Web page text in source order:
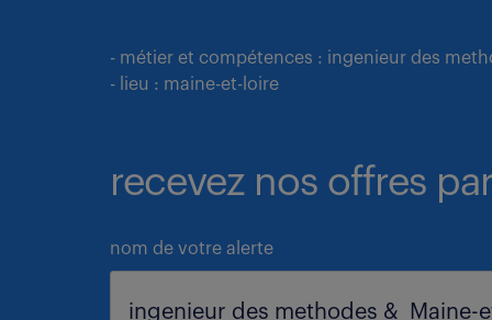
- métier et compétences : ingenieur des
- lieu : maine-et-loire
recevez nos offres
nom de votre alerte